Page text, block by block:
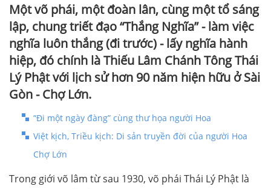
Một võ phái, một đoàn lân, cùng một tổ sáng
lập, chung triết đạo “Thắng Nghĩa” - làm việc
nghĩa luôn thắng (đi trước) - lấy nghĩa hành
hiệp, đó chính là Thiếu Lâm Chánh Tông Thái
Lý Phật với lịch sử hơn 90 năm hiện hữu ở Sài
Gòn - Chợ Lớn.
“Đi một ngày đàng” cùng thư họa người Hoa
Việt kịch, Triều kịch: Di sản truyền đời của người Hoa
Chợ Lớn
Trong giới võ lâm từ sau 1930, võ phái Thái Lý Phật là